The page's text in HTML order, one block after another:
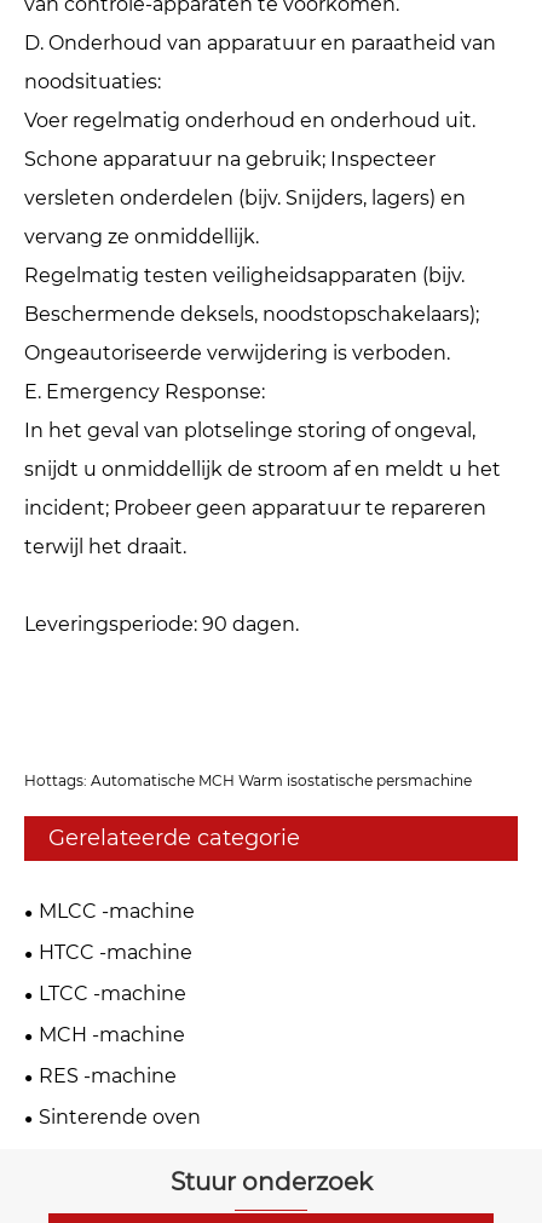
D. Onderhoud van apparatuur en paraatheid van
noodsituaties: ‌
Voer regelmatig onderhoud en onderhoud uit.
Schone apparatuur na gebruik; Inspecteer
versleten onderdelen (bijv. Snijders, lagers) en
vervang ze onmiddellijk.
Regelmatig testen veiligheidsapparaten (bijv.
Beschermende deksels, noodstopschakelaars);
Ongeautoriseerde verwijdering is verboden.
E. Emergency Response: ‌
In het geval van plotselinge storing of ongeval,
snijdt u onmiddellijk de stroom af en meldt u het
incident; Probeer geen apparatuur te repareren
terwijl het draait.
Leveringsperiode: 90 dagen.
Hottags: Automatische MCH Warm isostatische persmachine
Gerelateerde categorie
MLCC -machine
HTCC -machine
LTCC -machine
MCH -machine
RES -machine
Sinterende oven
Stuur onderzoek